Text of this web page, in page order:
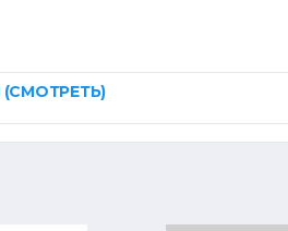
(СМОТРЕТЬ)